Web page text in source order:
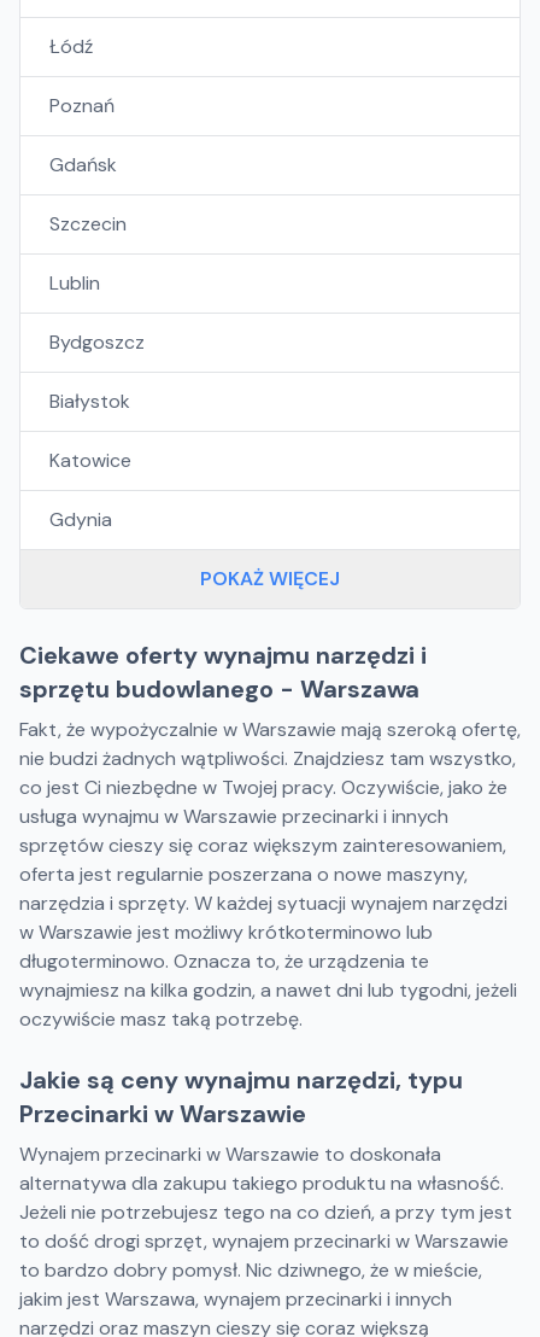
Łódź
Poznań
Gdańsk
Szczecin
Lublin
Bydgoszcz
Białystok
Katowice
Gdynia
POKAŻ WIĘCEJ
Ciekawe oferty wynajmu narzędzi i
sprzętu budowlanego - Warszawa
Fakt, że wypożyczalnie w Warszawie mają szeroką ofertę,
nie budzi żadnych wątpliwości. Znajdziesz tam wszystko,
co jest Ci niezbędne w Twojej pracy. Oczywiście, jako że
usługa wynajmu w Warszawie przecinarki i innych
sprzętów cieszy się coraz większym zainteresowaniem,
oferta jest regularnie poszerzana o nowe maszyny,
narzędzia i sprzęty. W każdej sytuacji wynajem narzędzi
w Warszawie jest możliwy krótkoterminowo lub
długoterminowo. Oznacza to, że urządzenia te
wynajmiesz na kilka godzin, a nawet dni lub tygodni, jeżeli
oczywiście masz taką potrzebę.
Jakie są ceny wynajmu narzędzi, typu
Przecinarki w Warszawie
Wynajem przecinarki w Warszawie to doskonała
alternatywa dla zakupu takiego produktu na własność.
Jeżeli nie potrzebujesz tego na co dzień, a przy tym jest
to dość drogi sprzęt, wynajem przecinarki w Warszawie
to bardzo dobry pomysł. Nic dziwnego, że w mieście,
jakim jest Warszawa, wynajem przecinarki i innych
narzędzi oraz maszyn cieszy się coraz większą